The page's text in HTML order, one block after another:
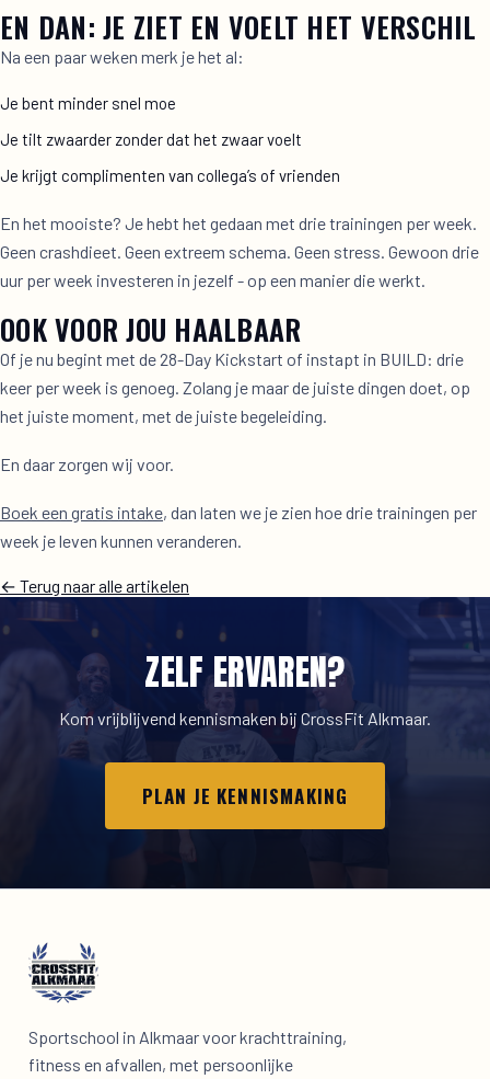
EN DAN: JE ZIET EN VOELT HET VERSCHIL
Na een paar weken merk je het al:
Je bent minder snel moe
Je tilt zwaarder zonder dat het zwaar voelt
Je krijgt complimenten van collega’s of vrienden
En het mooiste? Je hebt het gedaan met drie trainingen per week.
Geen crashdieet. Geen extreem schema. Geen stress. Gewoon drie
uur per week investeren in jezelf - op een manier die werkt.
OOK VOOR JOU HAALBAAR
Of je nu begint met de 28-Day Kickstart of instapt in BUILD: drie
keer per week is genoeg. Zolang je maar de juiste dingen doet, op
het juiste moment, met de juiste begeleiding.
En daar zorgen wij voor.
Boek een gratis intake, dan laten we je zien hoe drie trainingen per
week je leven kunnen veranderen.
← Terug naar alle artikelen
ZELF ERVAREN?
Kom vrijblijvend kennismaken bij CrossFit Alkmaar.
PLAN JE KENNISMAKING
Sportschool in Alkmaar voor krachttraining,
fitness en afvallen, met persoonlijke